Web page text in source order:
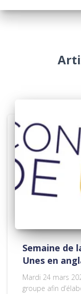
Semaine de
Unes en
Mardi 24 mars
groupe afin